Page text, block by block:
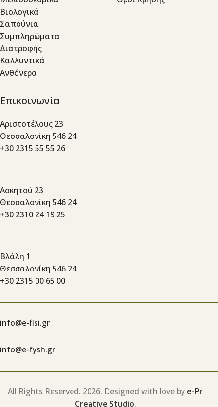
Βιολογικά
Σαπούνια
Συμπληρώματα
Διατροφής
Καλλυντικά
Ανθόνερα
Επικοινωνία
Αριστοτέλους 23
Θεσσαλονίκη 546 24
+30 2315 55 55 26
Ασκητού 23
Θεσσαλονίκη 546 24
+30 2310 24 19 25
Βλάλη 1
Θεσσαλονίκη 546 24
+30 2315 00 65 00
info@e-fisi.gr
info@e-fysh.gr
All Rights Reserved. 2026. Designed with love by e-Pr
Creative Studio.